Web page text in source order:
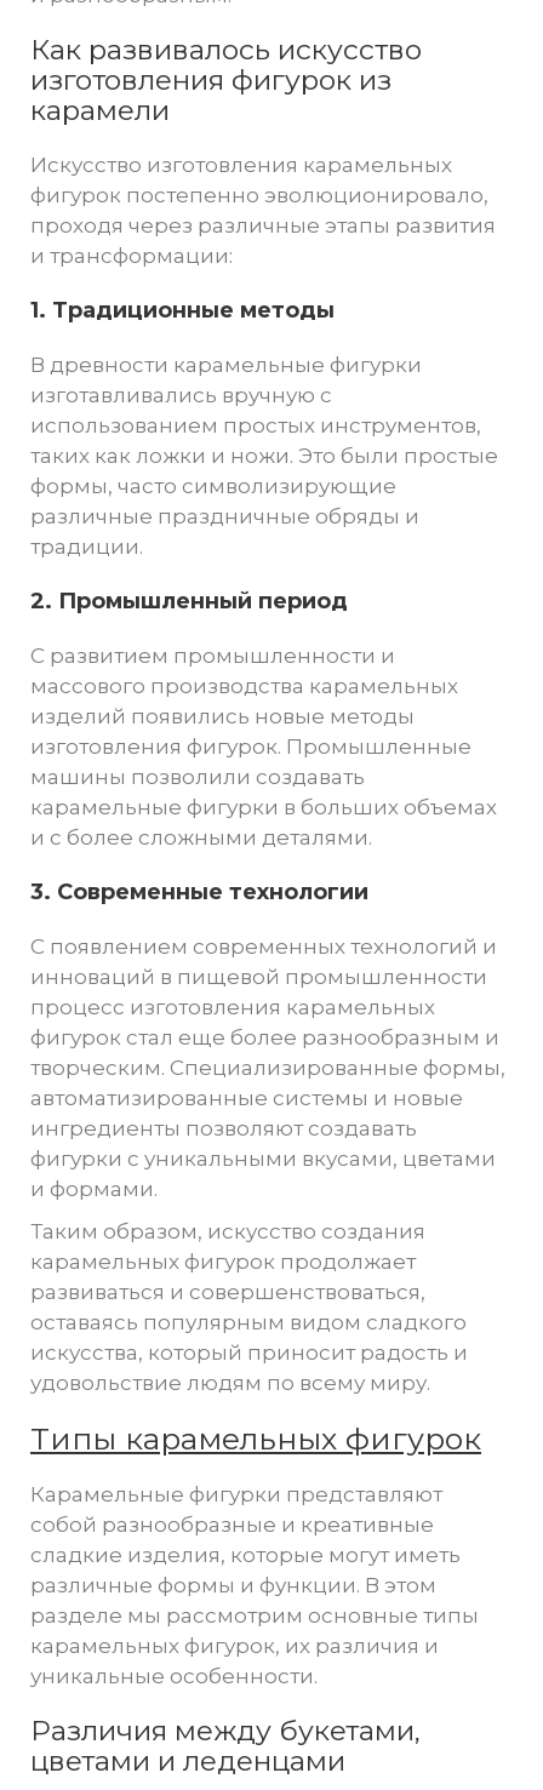
Как развивалось искусство
изготовления фигурок из
карамели
Искусство изготовления карамельных
фигурок постепенно эволюционировало,
проходя через различные этапы развития
и трансформации:
1. Традиционные методы
В древности карамельные фигурки
изготавливались вручную с
использованием простых инструментов,
таких как ложки и ножи. Это были простые
формы, часто символизирующие
различные праздничные обряды и
традиции.
2. Промышленный период
С развитием промышленности и
массового производства карамельных
изделий появились новые методы
изготовления фигурок. Промышленные
машины позволили создавать
карамельные фигурки в больших объемах
и с более сложными деталями.
3. Современные технологии
С появлением современных технологий и
инноваций в пищевой промышленности
процесс изготовления карамельных
фигурок стал еще более разнообразным и
творческим. Специализированные формы,
автоматизированные системы и новые
ингредиенты позволяют создавать
фигурки с уникальными вкусами, цветами
и формами.
Таким образом, искусство создания
карамельных фигурок продолжает
развиваться и совершенствоваться,
оставаясь популярным видом сладкого
искусства, который приносит радость и
удовольствие людям по всему миру.
Типы карамельных фигурок
Карамельные фигурки представляют
собой разнообразные и креативные
сладкие изделия, которые могут иметь
различные формы и функции. В этом
разделе мы рассмотрим основные типы
карамельных фигурок, их различия и
уникальные особенности.
Различия между букетами,
цветами и леденцами